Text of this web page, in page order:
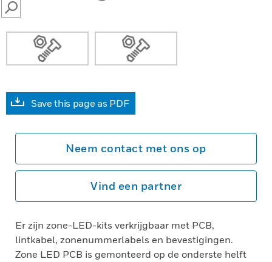
SEARCH
Save this page as PDF
Neem contact met ons op
Vind een partner
Er zijn zone-LED-kits verkrijgbaar met PCB,
lintkabel, zonenummerlabels en bevestigingen.
Zone LED PCB is gemonteerd op de onderste helft